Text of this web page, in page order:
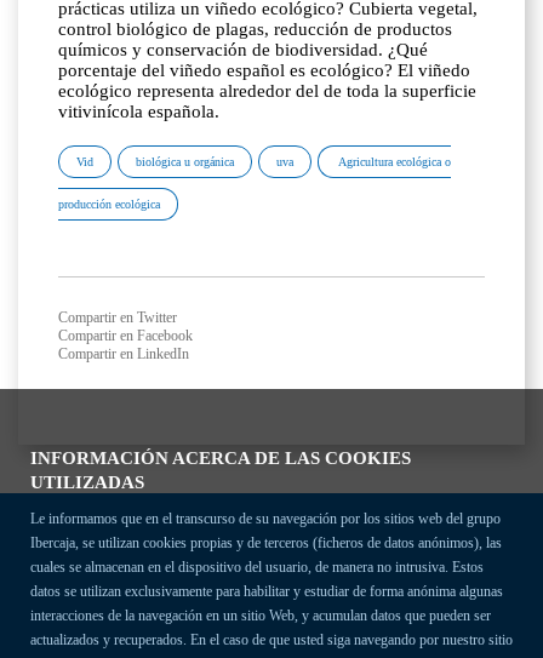
INFORMACIÓN ACERCA DE LAS COOKIES
UTILIZADAS
Le informamos que en el transcurso de su navegación por los sitios web del grupo
Ibercaja, se utilizan cookies propias y de terceros (ficheros de datos anónimos), las
cuales se almacenan en el dispositivo del usuario, de manera no intrusiva. Estos
datos se utilizan exclusivamente para habilitar y estudiar de forma anónima algunas
interacciones de la navegación en un sitio Web, y acumulan datos que pueden ser
actualizados y recuperados. En el caso de que usted siga navegando por nuestro sitio
prácticas utiliza un viñedo ecológico? Cubierta vegetal,
control biológico de plagas, reducción de productos
químicos y conservación de biodiversidad. ¿Qué
porcentaje del viñedo español es ecológico? El viñedo
ecológico representa alrededor del de toda la superficie
vitivinícola española.
Vid biológica u orgánica uva Agricultura ecológica o
producción ecológica
Compartir en Twitter
Compartir en Facebook
Compartir en LinkedIn